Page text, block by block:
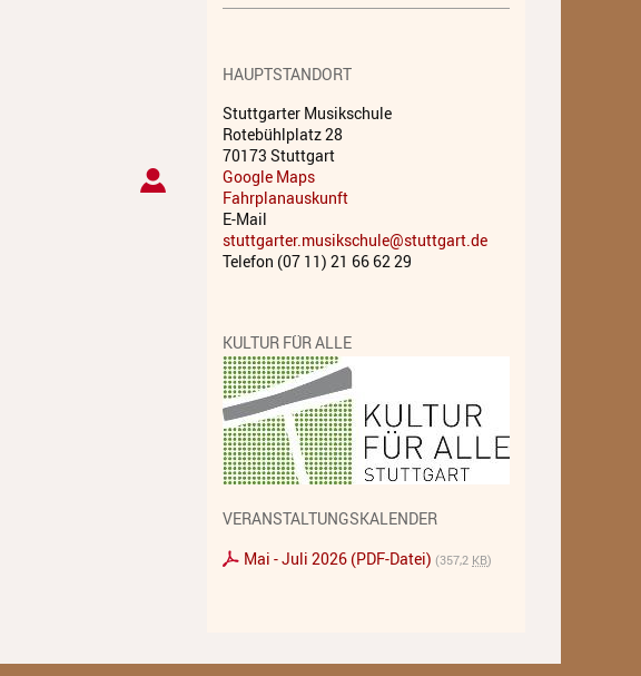
Instrumentenkarussell
Komposition
Musikproduktion, DJing und
Recording
Coaching
MuM - Musikunterricht für
Menschen mit Behinderung
RockPopJazz
Schlaginstrumente
Streichinstrumente
Tasteninstrumente
HAUPTSTANDORT
Stuttgarter Musikschule
Rotebühlplatz 28
70173 Stuttgart
Google Maps
Fahrplanauskunft
E-Mail
stuttgarter.musikschule@stuttgart.de
Telefon (07 11) 21 66 62 29
KULTUR FÜR ALLE
VERANSTALTUNGSKALENDER
Mai - Juli 2026 (PDF-Datei) (357,2 KB)